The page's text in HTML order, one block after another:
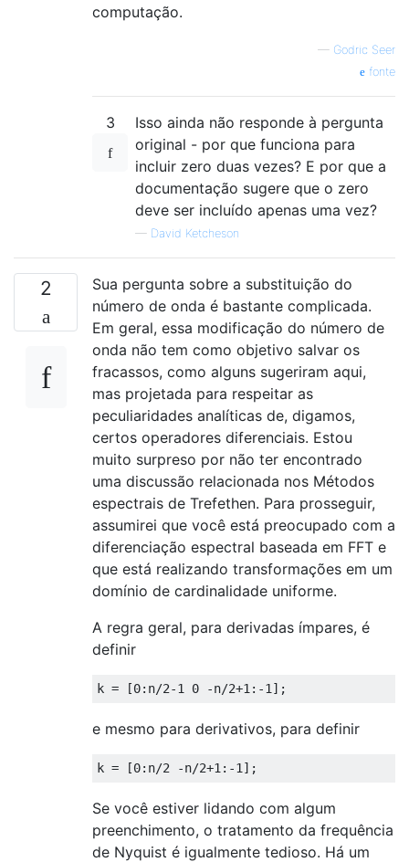
computação.
— Godric Seer
fonte
3
Isso ainda não responde à pergunta
original - por que funciona para
incluir zero duas vezes? E por que a
documentação sugere que o zero
deve ser incluído apenas uma vez?
— David Ketcheson
2
Sua pergunta sobre a substituição do
número de onda é bastante complicada.
Em geral, essa modificação do número de
onda não tem como objetivo salvar os
fracassos, como alguns sugeriram aqui,
mas projetada para respeitar as
peculiaridades analíticas de, digamos,
certos operadores diferenciais. Estou
muito surpreso por não ter encontrado
uma discussão relacionada nos Métodos
espectrais de Trefethen. Para prosseguir,
assumirei que você está preocupado com a
diferenciação espectral baseada em FFT e
que está realizando transformações em um
domínio de cardinalidade uniforme.
A regra geral, para derivadas ímpares, é
definir
k = [0: n/2-1 0 -n/2+1 : -1 ] ;
e mesmo para derivativos, para definir
k = [0: n/2 -n/2+1 : -1 ] ;
Se você estiver lidando com algum
preenchimento, o tratamento da frequência
de Nyquist é igualmente tedioso. Há um